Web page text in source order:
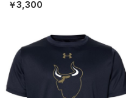
ースボール/BOYS）
￥3,300